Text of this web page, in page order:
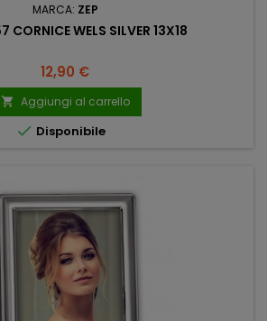
MARCA: ZEP
CORNICE WELS SILVER 13X18
Prezzo
12,90 €
 Aggiungi al carrello
 Disponibile